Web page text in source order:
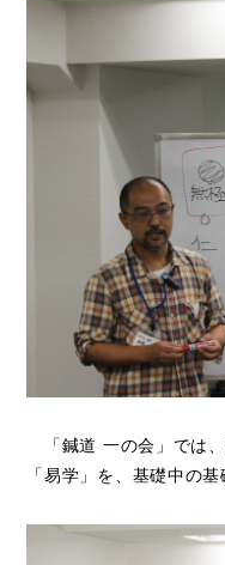
「鍼道 一の会」では
「易学」を、基礎中の